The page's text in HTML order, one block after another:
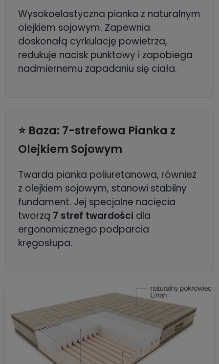
Wysokoelastyczna pianka z naturalnym
olejkiem sojowym. Zapewnia
doskonałą cyrkulację powietrza,
redukuje nacisk punktowy i zapobiega
nadmiernemu zapadaniu się ciała.
⭐ Baza: 7-strefowa Pianka z
Olejkiem Sojowym
Twarda pianka poliuretanowa, również
z olejkiem sojowym, stanowi stabilny
fundament. Jej specjalne nacięcia
tworzą 7 stref twardości dla
ergonomicznego podparcia
kręgosłupa.